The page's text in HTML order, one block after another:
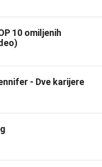
10 omiljenih
- Dve karijere